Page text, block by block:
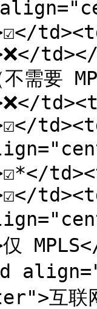
不需要
互联